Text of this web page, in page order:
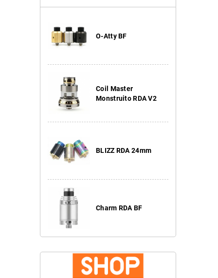
O-Atty BF
Coil Master
Monstruito RDA V2
BLIZZ RDA 24mm
Charm RDA BF